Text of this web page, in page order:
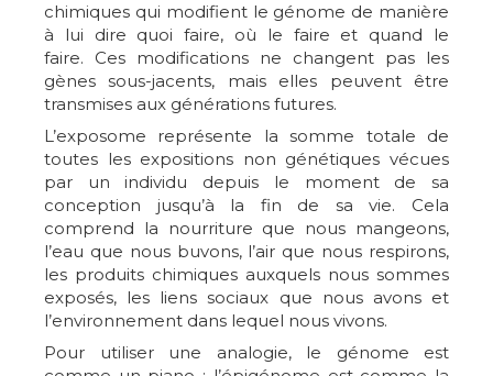
chimiques qui modifient le génome de manière
à lui dire quoi faire, où le faire et quand le
faire. Ces modifications ne changent pas les
gènes sous-jacents, mais elles peuvent être
transmises aux générations futures.
L’exposome représente la somme totale de
toutes les expositions non génétiques vécues
par un individu depuis le moment de sa
conception jusqu’à la fin de sa vie. Cela
comprend la nourriture que nous mangeons,
l’eau que nous buvons, l’air que nous respirons,
les produits chimiques auxquels nous sommes
exposés, les liens sociaux que nous avons et
l’environnement dans lequel nous vivons.
Pour utiliser une analogie, le génome est